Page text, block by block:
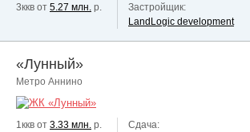
3ккв от 5.27 млн. р.
Застройщик:
LandLogic development
«Лунный»
Метро Аннино
1ккв от 3.33 млн. р.
Сдача: